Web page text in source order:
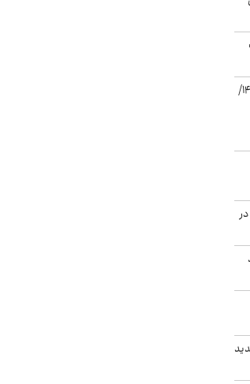
قیمت دلار در بازار آزاد امروز جمعه ۱۶ مرداد ۱۴۰۵/